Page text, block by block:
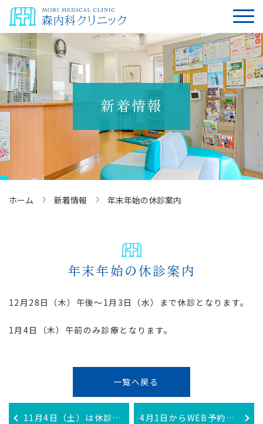
新着情報
ホーム 新着情報 年末年始の休診案内
年末年始の休診案内
12月28日（木）午後〜1月3日（水）まで休診となります。
1月4日（木）午前のみ診療となります。
11月4日（土）は休診になります。
一覧へ戻る
4月1日からWEB予約開始します。